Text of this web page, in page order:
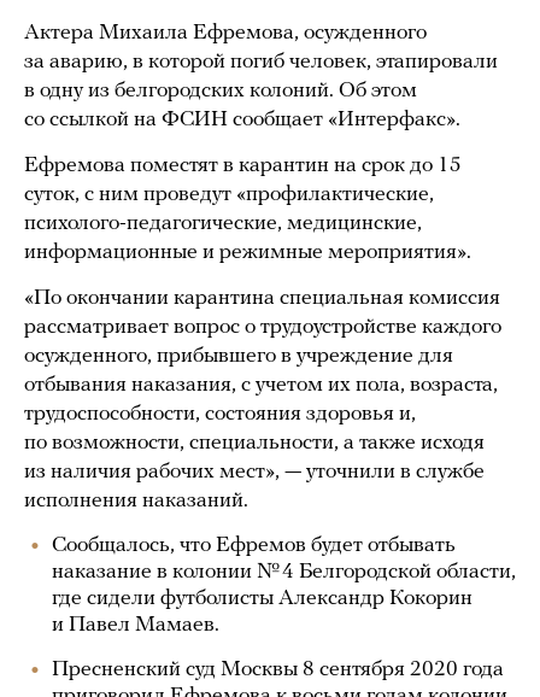
Актера Михаила Ефремова, осужденного
за аварию, в которой погиб человек, этапировали
в одну из белгородских колоний. Об этом
со ссылкой на ФСИН сообщает «Интерфакс».
Ефремова поместят в карантин на срок до 15
суток, с ним проведут «профилактические,
психолого-педагогические, медицинские,
информационные и режимные мероприятия».
«По окончании карантина специальная комиссия
рассматривает вопрос о трудоустройстве каждого
осужденного, прибывшего в учреждение для
отбывания наказания, с учетом их пола, возраста,
трудоспособности, состояния здоровья и,
по возможности, специальности, а также исходя
из наличия рабочих мест», — уточнили в службе
исполнения наказаний.
Сообщалось, что Ефремов будет отбывать
наказание в колонии № 4 Белгородской области,
где сидели футболисты Александр Кокорин
и Павел Мамаев.
Пресненский суд Москвы 8 сентября 2020 года